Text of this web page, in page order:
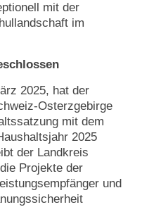
mit der
im
2025, hat der
Osterzgebirge
mit dem
2025
der Landkreis
Projekte der
und